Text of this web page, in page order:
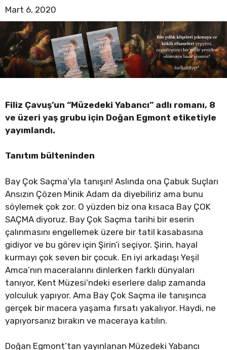
Mart 6, 2020
Filiz Çavuş’un “Müzedeki Yabancı” adlı romanı, 8
ve üzeri yaş grubu için Doğan Egmont etiketiyle
yayımlandı.
Tanıtım bülteninden
Bay Çok Saçma’yla tanışın! Aslında ona Çabuk Suçları
Ansızın Çözen Minik Adam da diyebiliriz ama bunu
söylemek çok zor. O yüzden biz ona kısaca Bay ÇOK
SAÇMA diyoruz. Bay Çok Saçma tarihi bir eserin
çalınmasını engellemek üzere bir tatil kasabasına
gidiyor ve bu görev için Şirin’i seçiyor. Şirin, hayal
kurmayı çok seven bir çocuk. En iyi arkadaşı Yeşil
Amca’nın maceralarını dinlerken farklı dünyaları
tanıyor, Kent Müzesi’ndeki eserlere dalıp zamanda
yolculuk yapıyor. Ama Bay Çok Saçma ile tanışınca
gerçek bir macera yaşama fırsatı yakalıyor. Haydi, ne
yapıyorsanız bırakın ve maceraya katılın.
Doğan Egmont’tan yayınlanan Müzedeki Yabancı